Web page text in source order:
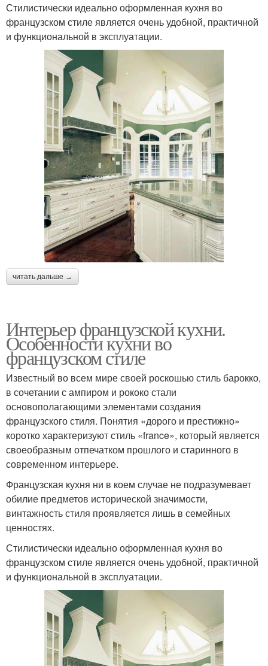
Стилистически идеально оформленная кухня во
французском стиле является очень удобной, практичной
и функциональной в эксплуатации.
читать дальше →
Интерьер французской кухни.
Особенности кухни во
французском стиле
Известный во всем мире своей роскошью стиль барокко,
в сочетании с ампиром и рококо стали
основополагающими элементами создания
французского стиля. Понятия «дорого и престижно»
коротко характеризуют стиль «france», который является
своеобразным отпечатком прошлого и старинного в
современном интерьере.
Французская кухня ни в коем случае не подразумевает
обилие предметов исторической значимости,
винтажность стиля проявляется лишь в семейных
ценностях.
Стилистически идеально оформленная кухня во
французском стиле является очень удобной, практичной
и функциональной в эксплуатации.